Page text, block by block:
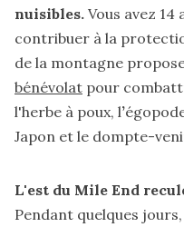
nuisibles. Vous avez
contribuer à la
de la montagne
bénévolat pour
l'herbe à poux, l’
Japon et le dompte-
L'est du Mile End
Pendant quelques